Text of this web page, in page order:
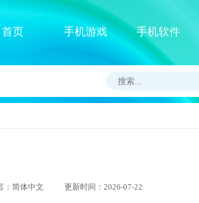
首页 手机游戏 手机软件
：简体中文 更新时间：2026-07-22